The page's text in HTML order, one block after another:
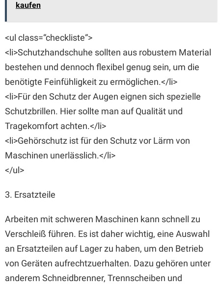
kaufen
<ul class=“checkliste“>
<li>Schutzhandschuhe sollten aus robustem Material
bestehen und dennoch flexibel genug sein, um die
benötigte Feinfühligkeit zu ermöglichen.</li>
<li>Für den Schutz der Augen eignen sich spezielle
Schutzbrillen. Hier sollte man auf Qualität und
Tragekomfort achten.</li>
<li>Gehörschutz ist für den Schutz vor Lärm von
Maschinen unerlässlich.</li>
</ul>
3. Ersatzteile
Arbeiten mit schweren Maschinen kann schnell zu
Verschleiß führen. Es ist daher wichtig, eine Auswahl
an Ersatzteilen auf Lager zu haben, um den Betrieb
von Geräten aufrechtzuerhalten. Dazu gehören unter
anderem Schneidbrenner, Trennscheiben und